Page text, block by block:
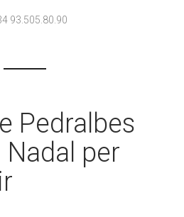
93.505.80.90
Pedralbes
per